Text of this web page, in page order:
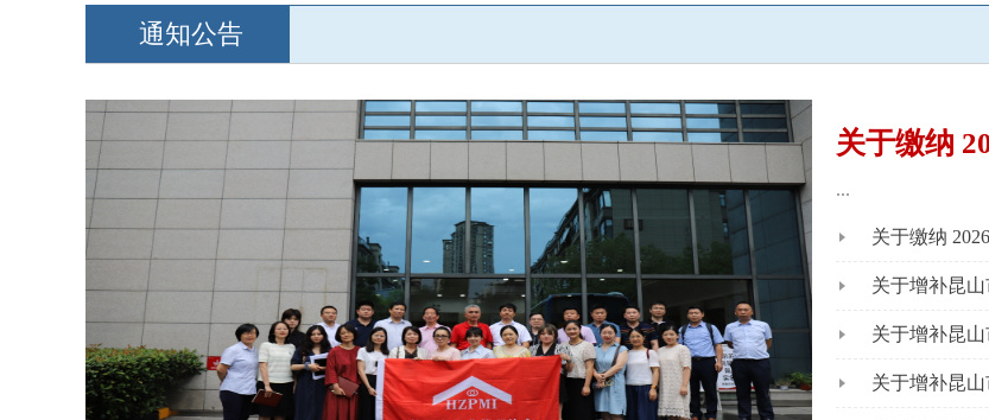
通知公告
关于缴纳
...
关于缴纳
关于增补昆
关于增补昆
关于增补昆